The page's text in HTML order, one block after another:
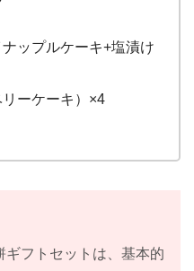
ップルケーキ+塩漬け
ーケーキ）×4
ギフトセットは、基本的